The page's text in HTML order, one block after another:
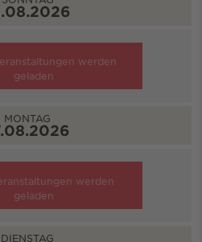
werden
geladen
MONTAG
werden
geladen
DIENSTAG